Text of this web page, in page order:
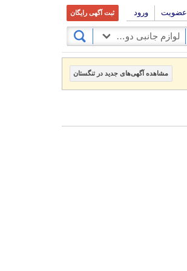
عضویت ورود ثبت آگهی رایگان
لوازم جانبی دوربین فیلم برداری
مشاهده آگهی‌های جدید در تنگستان